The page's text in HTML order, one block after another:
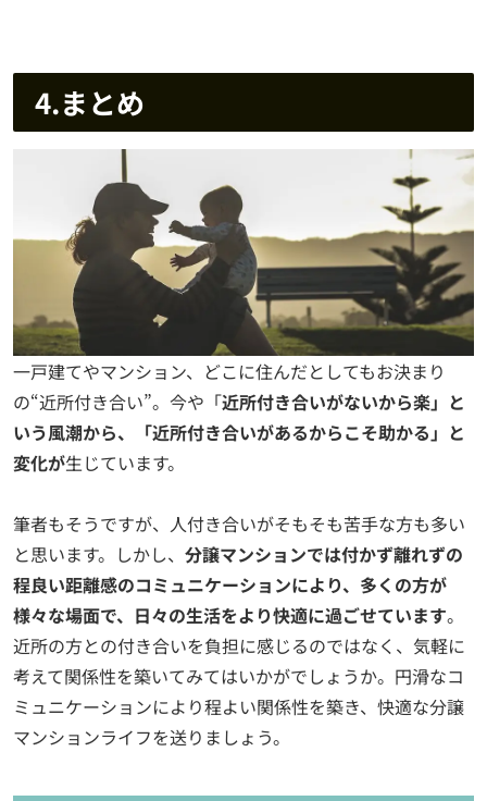
4.まとめ
一戸建てやマンション、どこに住んだとしてもお決まり
の“近所付き合い”。今や「近所付き合いがないから楽」と
いう風潮から、「近所付き合いがあるからこそ助かる」と
変化が生じています。
筆者もそうですが、人付き合いがそもそも苦手な方も多い
と思います。しかし、 分譲マンションでは付かず離れずの
程良い距離感のコミュニケーションにより、多くの方が
様々な場面で、日々の生活をより快適に過ごせています。
近所の方との付き合いを負担に感じるのではなく、気軽に
考えて関係性を築いてみてはいかがでしょうか。円滑なコ
ミュニケーションにより程よい関係性を築き、快適な分譲
マンションライフを送りましょう。